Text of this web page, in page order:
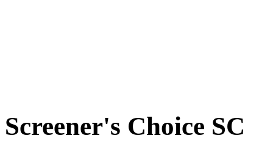
Screener's Choice SC